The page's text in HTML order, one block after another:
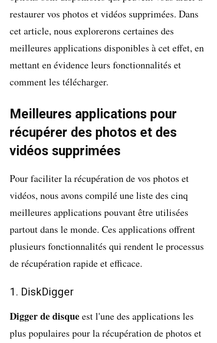
restaurer vos photos et vidéos supprimées. Dans
cet article, nous explorerons certaines des
meilleures applications disponibles à cet effet, en
mettant en évidence leurs fonctionnalités et
comment les télécharger.
Meilleures applications pour
récupérer des photos et des
vidéos supprimées
Pour faciliter la récupération de vos photos et
vidéos, nous avons compilé une liste des cinq
meilleures applications pouvant être utilisées
partout dans le monde. Ces applications offrent
plusieurs fonctionnalités qui rendent le processus
de récupération rapide et efficace.
1. DiskDigger
Digger de disqueest l'une des applications les
plus populaires pour la récupération de photos et